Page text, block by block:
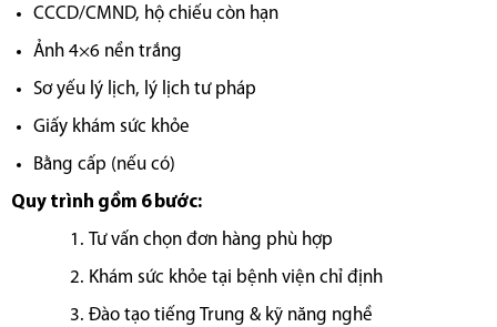
CCCD/CMND, hộ chiếu còn hạn
Ảnh 4×6 nền trắng
Sơ yếu lý lịch, lý lịch tư pháp
Giấy khám sức khỏe
Bằng cấp (nếu có)
Quy trình gồm 6 bước:
Tư vấn chọn đơn hàng phù hợp
Khám sức khỏe tại bệnh viện chỉ định
Đào tạo tiếng Trung & kỹ năng nghề